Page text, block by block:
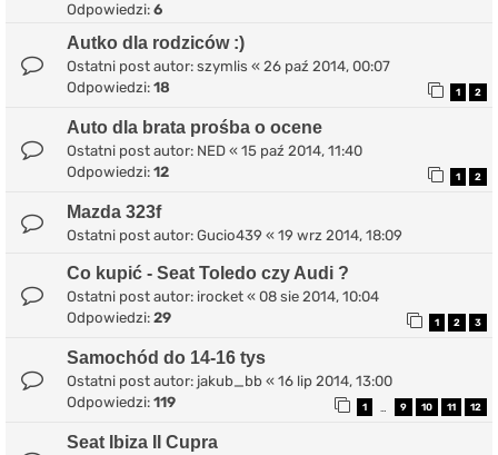
Odpowiedzi: 6
Autko dla rodziców :)
Ostatni post autor: szymlis « 26 paź 2014, 00:07
Odpowiedzi: 18 1 2
Auto dla brata prośba o ocene
Ostatni post autor: NED « 15 paź 2014, 11:40
Odpowiedzi: 12 1 2
Mazda 323f
Ostatni post autor: Gucio439 « 19 wrz 2014, 18:09
Co kupić - Seat Toledo czy Audi ?
Ostatni post autor: irocket « 08 sie 2014, 10:04
Odpowiedzi: 29 1 2 3
Samochód do 14-16 tys
Ostatni post autor: jakub_bb « 16 lip 2014, 13:00
Odpowiedzi: 119 1 9 10 11 12
Seat Ibiza II Cupra